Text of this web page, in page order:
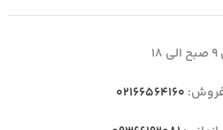
فروش: 02166564160